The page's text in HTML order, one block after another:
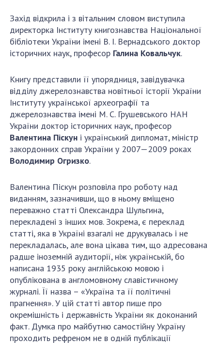
Відкрита наука в НАН України
Підготовка наукових кадрів
Робота з молоддю
МІЖНАРОДНЕ СПІВРОБІТНИЦТВО
Членство в міжнародних організаціях
Міжнародні угоди
Міжнародні програми та конкурси
ДОКУМЕНТИ
Державний бюджет НАН України
Вибори до складу НАН України
Бланки документів
НОВИНИ
ЗАСІДАННЯ ПРЕЗИДІЇ НАН УКРАЇНИ
НАУКОВІ ВИДАННЯ
МЕДІА ПРО НАС
АКАДЕМІЯ КОМЕНТУЄ
КОНТАКТИ
Захід відкрила і з вітальним словом виступила
директорка Інституту книгознавства Національної
бібліотеки України імені В. І. Вернадського доктор
історичних наук, професор Галина Ковальчук.
Книгу представили її упорядниця, завідувачка
відділу джерелознавства новітньої історії України
Інституту української археографії та
джерелознавства імені М. С. Грушевського НАН
України доктор історичних наук, професор
Валентина Піскун і український дипломат, міністр
закордонних справ України у 2007—2009 роках
Володимир Огризко.
Валентина Піскун розповіла про роботу над
виданням, зазначивши, що в ньому вміщено
переважно статті Олександра Шульгина,
перекладені з інших мов. Зокрема, є переклад
статті, яка в Україні взагалі не друкувалась і не
перекладалась, але вона цікава тим, що адресована
радше іноземній аудиторії, ніж українській, бо
написана 1935 року англійською мовою і
опублікована в англомовному славістичному
журналі. Її назва – «Україна та її політичні
прагнення». У цій статті автор пише про
окремішність і державність України як доконаний
факт. Думка про майбутню самостійну Україну
проходить рефреном не в одній публікації